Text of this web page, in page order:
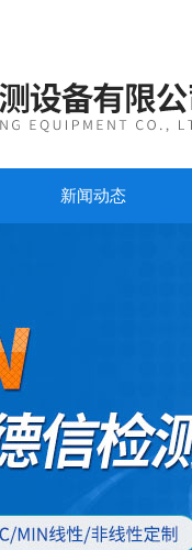
新闻动态